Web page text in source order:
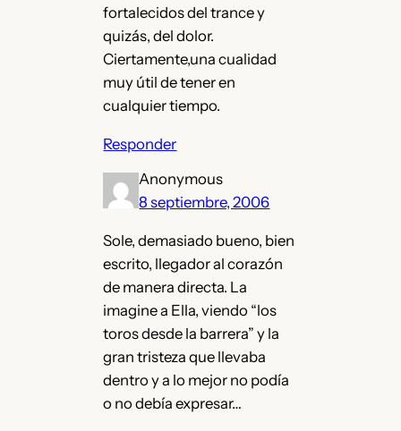
fortalecidos del trance y
quizás, del dolor.
Ciertamente,una cualidad
muy útil de tener en
cualquier tiempo.
Responder
Anonymous
8 septiembre, 2006
Sole, demasiado bueno, bien
escrito, llegador al corazón
de manera directa. La
imagine a Ella, viendo “los
toros desde la barrera” y la
gran tristeza que llevaba
dentro y a lo mejor no podía
o no debía expresar…